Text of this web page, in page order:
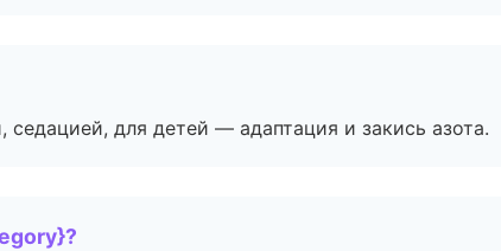
седацией, для детей — адаптация и закись азота.